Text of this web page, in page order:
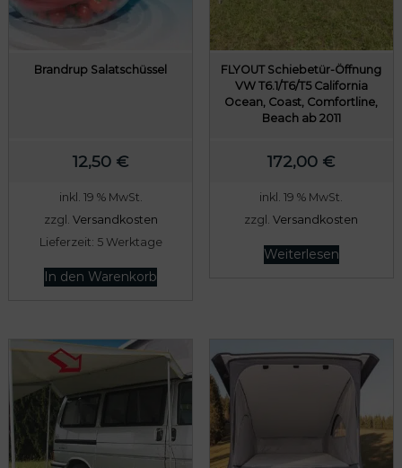
Brandrup Salatschüssel
12,50 €
inkl. 19 % MwSt.
zzgl. Versandkosten
Lieferzeit: 5 Werktage
In den Warenkorb
FLYOUT Schiebetür-Öffnung
VW T6.1/T6/T5 California
Ocean, Coast, Comfortline,
Beach ab 2011
172,00 €
inkl. 19 % MwSt.
zzgl.Versandkosten
Weiterlesen